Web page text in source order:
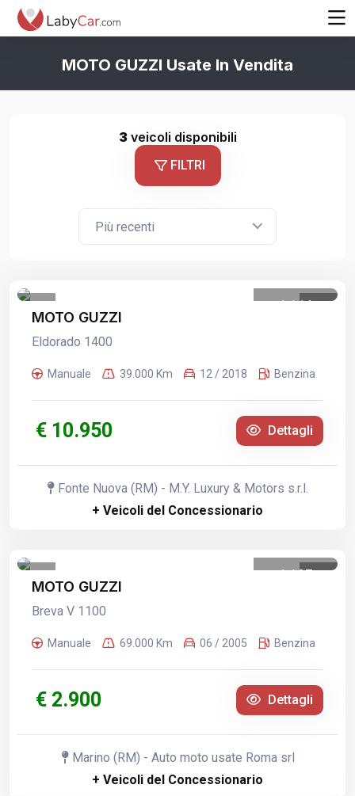
MOTO GUZZI Usate In Vendita
3veicoli disponibili
FILTRI
Più recenti
1 /14
MOTO GUZZI
Eldorado 1400
Manuale 39.000 Km 12 / 2018 Benzina
€ 10.950 Dettagli
Fonte Nuova (RM) - M.Y. Luxury & Motors s.r.l.
+ Veicoli del Concessionario
1 /27
MOTO GUZZI
Breva V 1100
Manuale 69.000 Km 06 / 2005 Benzina
€ 2.900 Dettagli
Marino (RM) - Auto moto usate Roma srl
+ Veicoli del Concessionario